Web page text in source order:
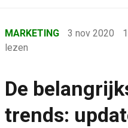
›
Marketing
›
MARKETING 3 nov 2020
lezen
De
trends: